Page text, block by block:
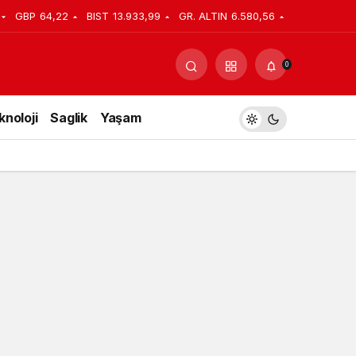
GBP 64,22 BIST 13.933,99 GR. ALTIN 6.580,56
0
Saglik Yaşam
Yorum Yap Paylaş